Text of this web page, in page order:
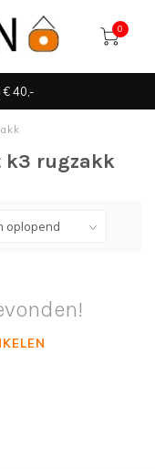
0
40,-
k3 rugzakk